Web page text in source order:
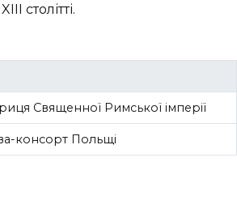
столітті.
Священної Римської імперії
консорт Польщі